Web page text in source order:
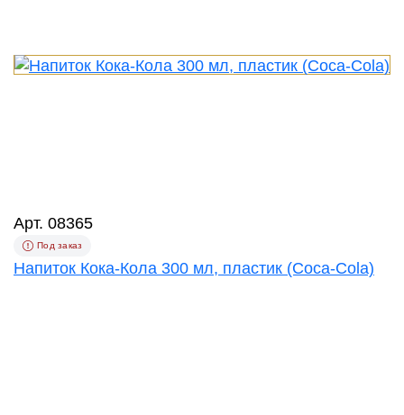
Арт. 08365
Под заказ
Напиток Кока-Кола 300 мл, пластик (Coca-Cola)